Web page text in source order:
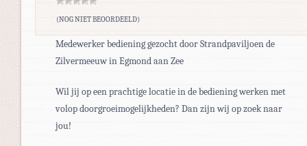
(NOG NIET BEOORDEELD)
Medewerker bediening gezocht door Strandpaviljoen de
Zilvermeeuw in Egmond aan Zee
Wil jij op een prachtige locatie in de bediening werken met
volop doorgroeimogelijkheden? Dan zijn wij op zoek naar
jou!